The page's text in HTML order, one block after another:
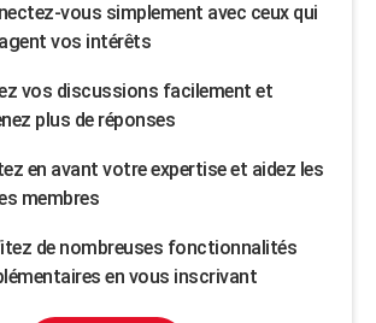
vous simplement avec ceux qui
vos intérêts
vos discussions facilement et
plus de réponses
en avant votre expertise et aidez les
membres
de nombreuses fonctionnalités
en vous inscrivant